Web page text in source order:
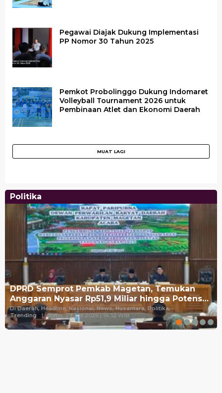
Pegawai Diajak Dukung Implementasi
PP Nomor 30 Tahun 2025
Pemkot Probolinggo Dukung Indomaret
Volleyball Tournament 2026 untuk
Pembinaan Atlet dan Ekonomi Daerah
Politika
DPRD Semprot Pemkab Magetan, Temukan
Anggaran Nyasar Rp51,9 Miliar hingga Potens…
Di Daerah, Headline, Nasional, News, Nusantara, Politika,
Trending
| Rabu, 29 Juli 2026 | 14:32 WIB